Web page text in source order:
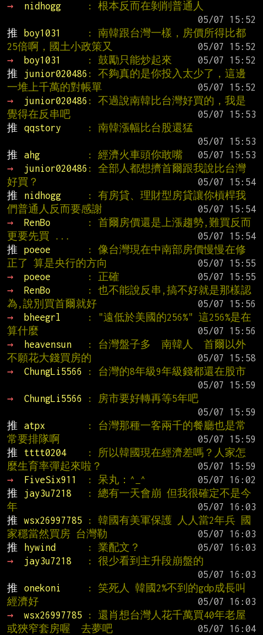
→
nidhogg
: 根本反而在剝削普通人
推
boy1031
: 南韓跟台灣一樣，房價所得比都
25倍啊，國土小政策又
→
boy1031 : 鼓勵只能炒起來
推
junior020486 : 不夠真的是你投入太少了，這邊
一堆上千萬的對帳單
→
junior020486 : 不過說南韓比台灣好買的，我是
覺得在反串吧
推
qqstory
: 南韓漲幅比台股還猛
推
ahg : 經濟火車頭你敢嘴
→
junior020486 : 全部人都想擠首爾跟我說比台灣
好買？
推
nidhogg
: 有房貸、理財型房貸讓你槓桿我
們普通人反而要感謝
→
RenBo
: 首爾房價還是上漲趨勢,難買反而
更要先買 ...
推
poeoe
: 像台灣現在中南部房價慢慢在修
正了 算是央行的方向
→
poeoe : 正確
→
RenBo
: 也不能說反串,搞不好就是那樣認
為,說別買首爾就好
→
bheegrl
: "遠低於美國的256%" 這256%是在
算什麼
→
heavensun
: 台灣盤子多  南韓人  首爾以外
不願花大錢買房的
→
ChungLi5566
: 台灣的8年級9年級錢都還在股市
→
ChungLi5566
: 房市要好轉再等5年吧
推
atpx
: 台灣那種一客兩千的餐廳也是常
常要排隊啊
推
tttt0204
: 所以韓國現在經濟差嗎？人家怎
麼生育率彈起來啦？
→
FiveSix911 : 呆丸：^_^
推
jay3u7218
: 總有一天會崩 但我很確定不是今
年
推
wsx26997785
: 韓國有美軍保護 人人當2年兵 國
家穩當然買房 台灣勒
推
hywind : 業配文？
→
jay3u7218
: 很少看到主升段崩盤的
推
onekoni
: 笑死人 韓國2%不到的gdp成長叫
經濟好
→
wsx26997785
: 還肖想台灣人花千萬買40年老屋
或狹窄套房喔  去夢吧